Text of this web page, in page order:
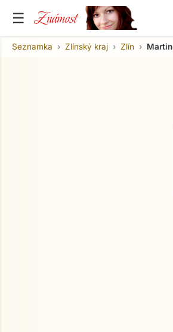
☰ Známost
Seznamka Zlínský kraj Zlín Martin